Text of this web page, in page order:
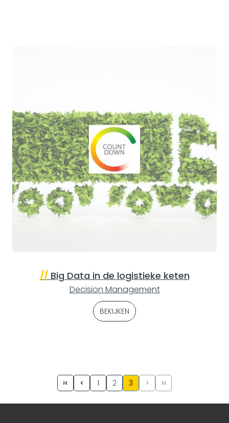
//Big Data in de logistieke keten
Decision Management
BEKIJKEN
1 2 3